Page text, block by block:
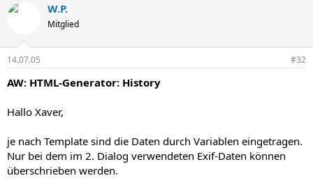
W.P.
Mitglied
14.07.05 #32
AW: HTML-Generator: History
Hallo Xaver,
je nach Template sind die Daten durch Variablen eingetragen.
Nur bei dem im 2. Dialog verwendeten Exif-Daten können
überschrieben werden.